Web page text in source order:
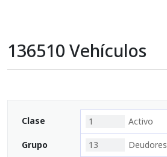
136510 Vehículos
Clase 1 Activo
Grupo 13 Deudores